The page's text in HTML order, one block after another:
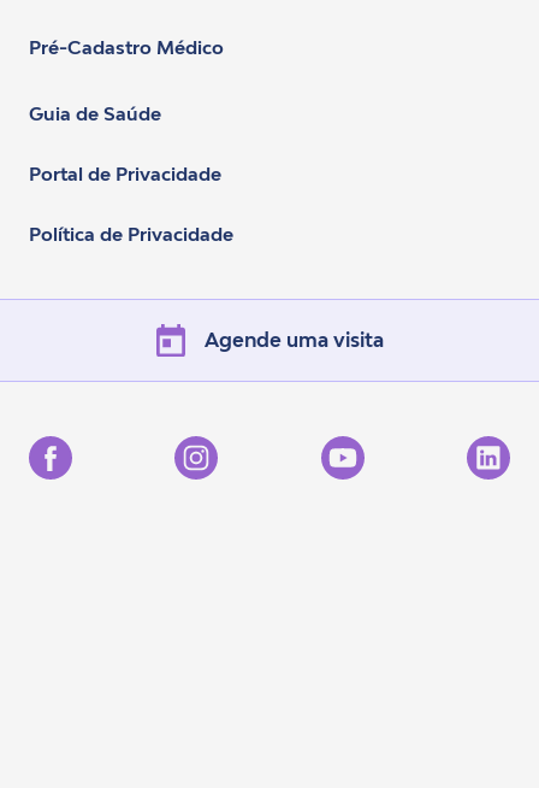
Pré-Cadastro Médico
Guia de Saúde
Portal de Privacidade
Política de Privacidade
Agende uma visita